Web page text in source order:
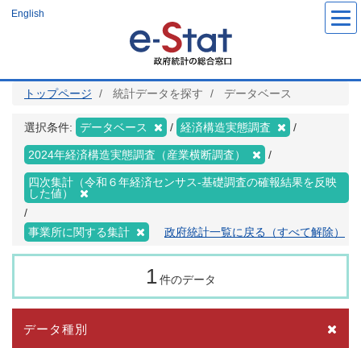
ツ
English
トップページ 統計データを探す データベース
選択条件: データベース 経済構造実態調査
2024年経済構造実態調査（産業横断調査）
四次集計（令和６年経済センサス‐基礎調査の確報結果を反映
した値）
事業所に関する集計 政府統計一覧に戻る（すべて解除）
1 件のデータ
データ種別